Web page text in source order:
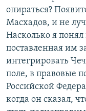
опираться?
Масхадов, и не
Насколько я
поставленная им
интегрировать
поле, в правовые
Российской
когда он сказал,